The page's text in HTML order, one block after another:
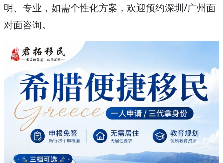
明、专业，如需个性化方案，欢迎预约深圳/广州面
对面咨询。